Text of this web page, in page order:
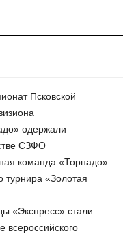
Псковской
одержали
СЗФО
команда «Торнадо»
турнира «Золотая
«Экспресс» стали
всероссийского